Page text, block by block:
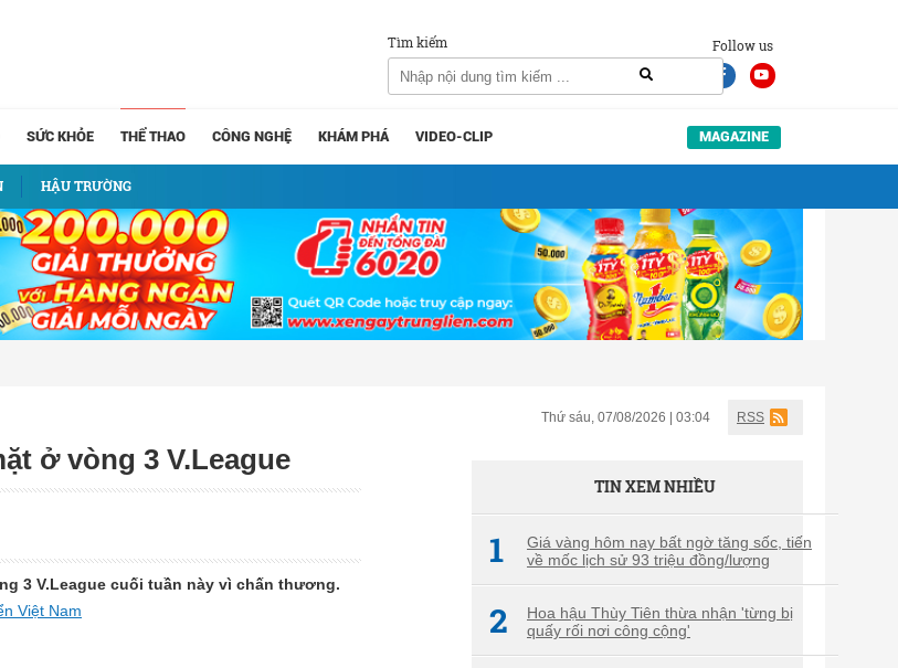
Follow us
Tìm kiếm
SỨC KHỎE THỂ THAO
HẬU TRƯỜNG
CÔNG NGHỆ KHÁM PHÁ VIDEO-CLIP MAGAZINE
Thứ sáu, 07/08/2026 | 03:04 RSS
ở vòng 3 V.League
3 V.League cuối tuần này vì chấn thương.
Việt Nam
TIN XEM NHIỀU
1
Giá vàng hôm nay bất ngờ tăng sốc, tiến
về mốc lịch sử 93 triệu đồng/lượng
2
Hoa hậu Thùy Tiên thừa nhận 'từng bị
quấy rối nơi công cộng'